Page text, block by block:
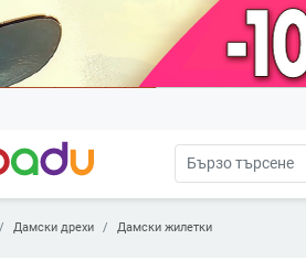
Дамски дрехи Дамски жилетки